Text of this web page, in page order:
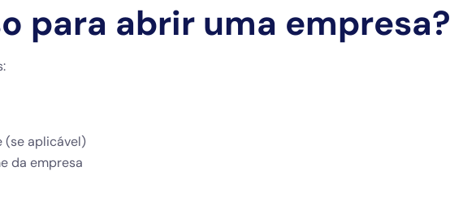
para abrir uma empresa?
(se aplicável)
da empresa